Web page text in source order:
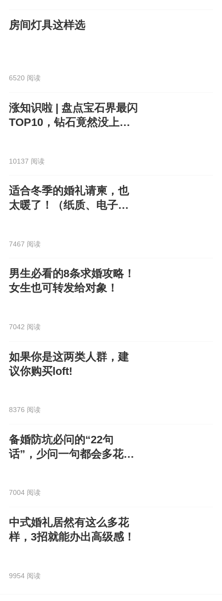
房间灯具这样选
6520 阅读
涨知识啦 | 盘点宝石界最闪
TOP10，钻石竟然没上
10137 阅读
适合冬季的婚礼请柬，也
太暖了！（纸质、电子都
7467 阅读
男生必看的8条求婚攻略！
女生也可转发给对象！
7042 阅读
如果你是这两类人群，建
议你购买loft!
8376 阅读
备婚防坑必问的“22句
话”，少问一句都会多花
7004 阅读
中式婚礼居然有这么多花
样，3招就能办出高级感！
9954 阅读